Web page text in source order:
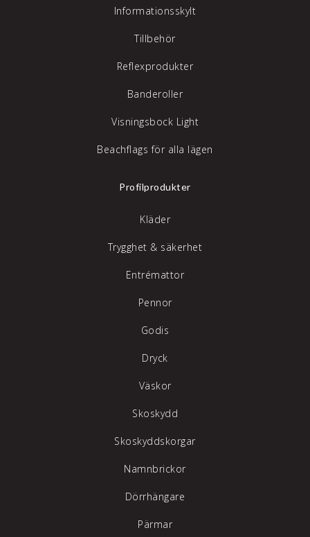
Informationsskylt
Tillbehör
Reflexprodukter
Banderoller
Visningsbock Light
Beachflags för alla lägen
Profilprodukter
Kläder
Trygghet & säkerhet
Entrémattor
Pennor
Godis
Dryck
Väskor
Skoskydd
Skoskyddskorgar
Namnbrickor
Dörrhängare
Pärmar